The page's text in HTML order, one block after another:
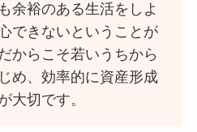
余裕のある生活をしよ
できないということが
からこそ若いうちから
め、効率的に資産形成
大切です。